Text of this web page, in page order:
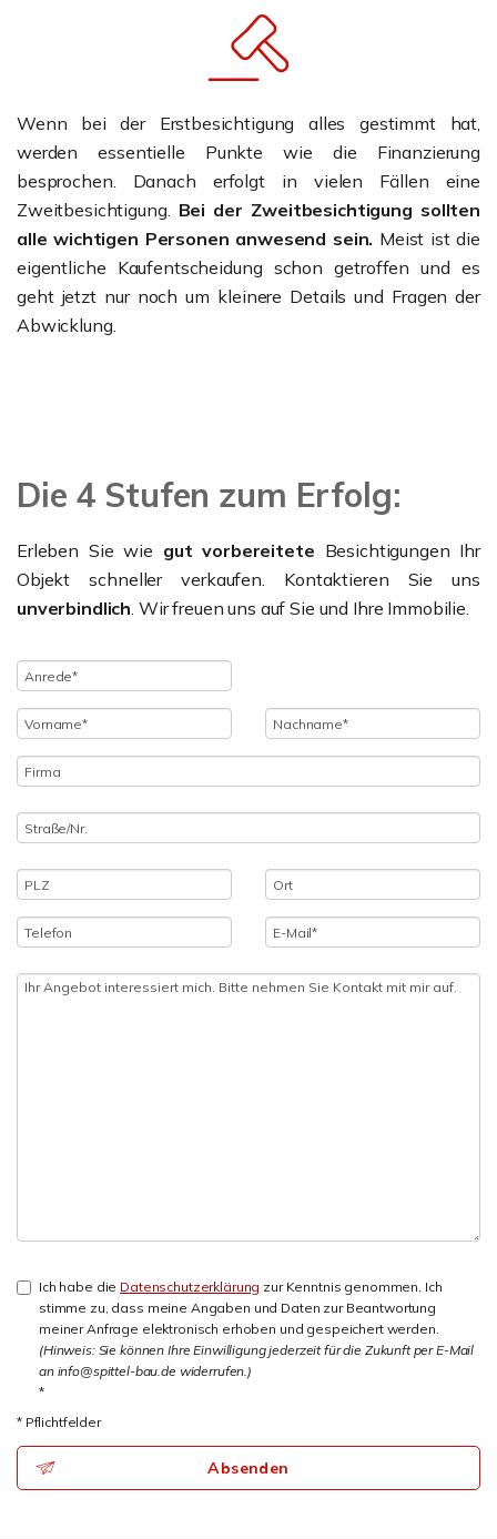
Wenn bei der Erstbesichtigung alles gestimmt hat,
werden essentielle Punkte wie die Finanzierung
besprochen. Danach erfolgt in vielen Fällen eine
Zweitbesichtigung. Bei der Zweitbesichtigung sollten
alle wichtigen Personen anwesend sein. Meist ist die
eigentliche Kaufentscheidung schon getroffen und es
geht jetzt nur noch um kleinere Details und Fragen der
Abwicklung.
Die 4 Stufen zum Erfolg:
Erleben Sie wie gut vorbereitete Besichtigungen Ihr
Objekt schneller verkaufen. Kontaktieren Sie uns
unverbindlich. Wir freuen uns auf Sie und Ihre Immobilie.
Ich habe die Datenschutzerklärung zur Kenntnis genommen. Ich
stimme zu, dass meine Angaben und Daten zur Beantwortung
meiner Anfrage elektronisch erhoben und gespeichert werden.
(Hinweis: Sie können Ihre Einwilligung jederzeit für die Zukunft per E-Mail
an info@spittel-bau.de widerrufen.)
*
* Pflichtfelder
Absenden